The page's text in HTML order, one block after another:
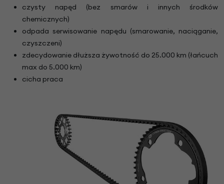
czysty napęd (bez smarów i innych środków
chemicznych)
odpada serwisowanie napędu (smarowanie, naciąganie,
czyszczeni)
zdecydowanie dłuższa żywotność do 25.000 km (łańcuch
max do 5.000 km)
cicha praca